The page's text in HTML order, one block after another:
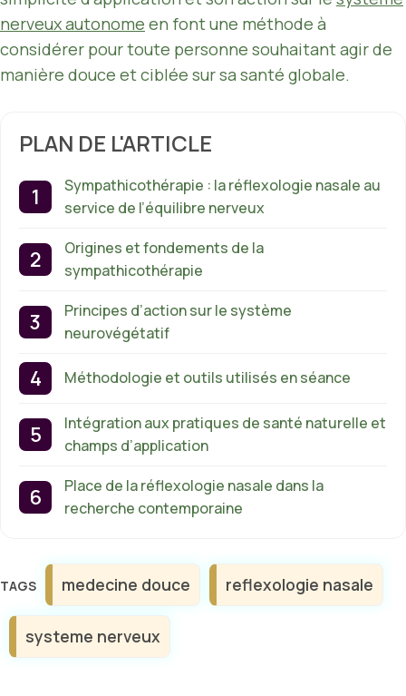
nerveux autonome en font une méthode à
considérer pour toute personne souhaitant agir de
manière douce et ciblée sur sa santé globale.
PLAN DE L'ARTICLE
Sympathicothérapie : la réflexologie nasale au
service de l’équilibre nerveux
Origines et fondements de la
sympathicothérapie
Principes d’action sur le système
neurovégétatif
Méthodologie et outils utilisés en séance
Intégration aux pratiques de santé naturelle et
champs d’application
Place de la réflexologie nasale dans la
recherche contemporaine
Étiquettes
medecine douce reflexologie nasale
systeme nerveux